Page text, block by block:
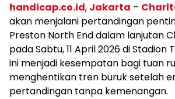
handicap.co.id, Jakarta –
akan menjalani pertandingan
Preston North End dalam lanjutan
pada Sabtu, 11 April 2026 di Stadion
ini menjadi kesempatan bagi tuan
menghentikan tren buruk setelah
pertandingan tanpa kemenangan.